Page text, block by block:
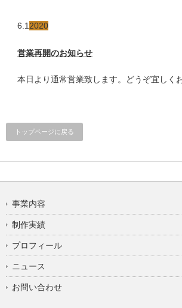
6.1 2020
営業再開のお知らせ
本日より通常営業致します。どうぞ宜しく
トップページに戻る
事業内容
制作実績
プロフィール
ニュース
お問い合わせ